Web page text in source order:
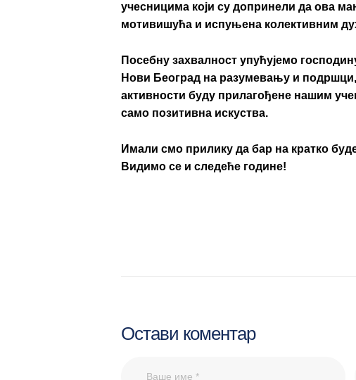
учесницима који су допринели да ова
мотивишућа и испуњена колективним
Посебну захвалност упућујемо
Нови Београд на разумевању и
активности буду прилагођене нашим
само позитивна искуства.
Имали смо прилику да бар на кратко
Видимо се и следеће године!
Остави коментар